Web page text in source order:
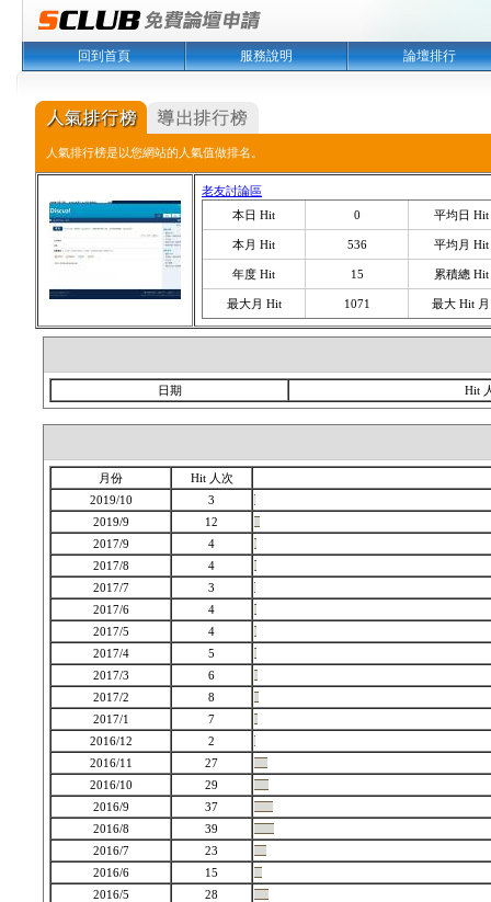
回到首頁 服務說明 論壇排行
人氣排行榜是以您網站的人氣值做排名。
老友討論區
本日 Hit
0 平均日 Hit
本月 Hit 536 平均月 Hit
年度 Hit 15 累積總 Hit
最大月 Hit 1071 最大 Hit 月
日期 Hit
月份
Hit 人次
2019/10
3
2019/9
12
2017/9
4
2017/8
4
2017/7
3
2017/6
4
2017/5
4
2017/4
5
2017/3
6
2017/2
8
2017/1
7
2016/12
2
2016/11
27
2016/10
29
2016/9
37
2016/8
39
2016/7
23
2016/6
15
2016/5
28